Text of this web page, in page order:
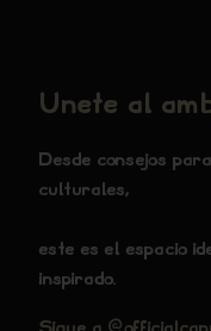
Únete al
Desde consejos
culturales,
este es el espacio
inspirado.